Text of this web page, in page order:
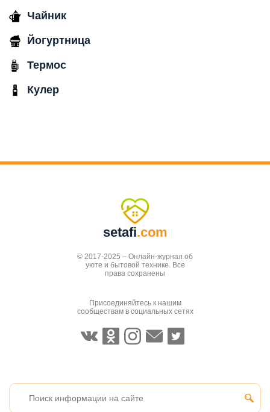
Чайник
Йогуртница
Термос
Кулер
setafi.com
© 2017-2025 – Онлайн-журнал об
уюте и бытовой технике. Все
права сохранены
Присоединяйтесь к нашим
сообществам в социальных сетях